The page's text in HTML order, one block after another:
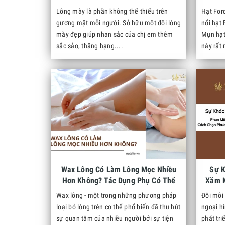
Lông mày là phần không thể thiếu trên
gương mặt mỗi người. Sở hữu một đôi lông
mày đẹp giúp nhan sắc của chị em thêm
sắc sảo, thăng hạng....
Hạt
nổi hạt
Mụn
này rất
Wax Lông Có Làm Lông Mọc Nhiều
Hơn Không? Tác Dụng Phụ Có Thể
Gặp Phải
Wax lông - một trong những phương pháp
loại bỏ lông trên cơ thể phổ biến đã thu hút
sự quan tâm của nhiều người bởi sự tiện
Sự
Xăm
Đôi môi
ngoại
phát